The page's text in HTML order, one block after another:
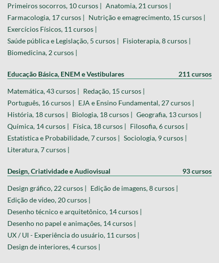
Primeiros socorros, 10 cursos | Anatomia, 21 cursos |
Farmacologia, 17 cursos | Nutrição e emagrecimento, 15 cursos |
Exercícios Físicos, 11 cursos |
Saúde pública e Legislação, 5 cursos | Fisioterapia, 8 cursos |
Biomedicina, 2 cursos |
Educação Básica, ENEM e Vestibulares 211 cursos
Matemática, 43 cursos | Redação, 15 cursos |
Português, 16 cursos | EJA e Ensino Fundamental, 27 cursos |
História, 18 cursos | Biologia, 18 cursos | Geografia, 13 cursos |
Química, 14 cursos | Física, 18 cursos | Filosofia, 6 cursos |
Estatística e Probabilidade, 7 cursos | Sociologia, 9 cursos |
Literatura, 7 cursos |
Design, Criatividade e Audiovisual 93 cursos
Design gráfico, 22 cursos | Edição de imagens, 8 cursos |
Edição de vídeo, 20 cursos |
Desenho técnico e arquitetônico, 14 cursos |
Desenho no papel e animações, 14 cursos |
UX / UI - Experiência do usuário, 11 cursos |
Design de interiores, 4 cursos |